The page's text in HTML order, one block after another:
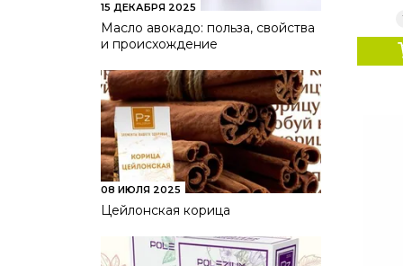
15 ДЕКАБРЯ 2025
Масло авокадо: польза, свойства
и происхождение
08 ИЮЛЯ 2025
Цейлонская корица